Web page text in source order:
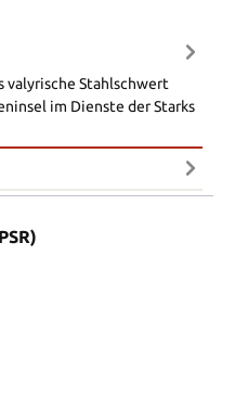
valyrische Stahlschwert
im Dienste der Starks